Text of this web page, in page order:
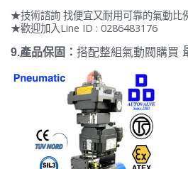
★技術諮詢 找便宜又耐用可靠的氣動比
★歡迎加入Line ID : 0286483176
9.產品保固： 搭配整組氣動閥購買